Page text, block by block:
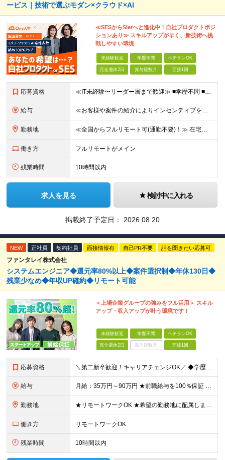
ービス｜技術で選ぶモダン×クラウド×AI
≪SESからSIerへと進化中！自社プロダクトポジ
ションあり≫ スキルアップが早く、新技術へ挑
戦しやすい環境
未経験歓迎 学歴不問 ベテランOK
完全週休2日 賞与複数月 面接1回
応募資格 ≪IT未経験〜リーダー層まで歓迎≫ ■学歴不問 ■国籍不問 ★テスト／運用保守のみのご経験の方も歓迎です！ ≪歓迎要件≫ ・開発またはインフラいずれかの実務経験 ・AWSなどクラウド技術への興味・学
給与 ≪お客様や案件の紹介によりインセンティブを支給！≫ 月給25万円～71.4万円＋賞与年2回(2ヶ月)＋各種手当 ◎経験やスキルを考慮の上、優遇します ◎上記月給は固定残業代月45時間分(月額5万6
勤務地 ≪全国からフルリモート可(通勤不要)！≫ 在宅勤務、または首都圏を中心とするお客様先 ★転勤はありません ■本社 東京都品川区南大井6-26-2 大森ベルポートB館8F
働き方 フルリモートがメイン
残業時間 10時間以内
求人を見る 検討中に入れる
掲載終了予定日： 2026.08.20
NEW 正社員 契約社員 面接情報有 自己PR不要 話を聞きたい応募可
ファンタレイ株式会社
システムエンジニア◆還元率80%以上◆案件選択制◆年休130日◆
残業少なめ◆年収UP確約◆リモート可能
＜上場企業グループの強みをフル活用＞ スキル
アップ・収入アップが叶う環境です！
未経験歓迎 学歴不問 ベテランOK
完全週休2日 賞与複数月 面接1回
応募資格 ＼第二新卒歓迎！キャリアチェンジOK／ ◆学歴不問 ◆何らかの開発経験がある方（年数・フェーズ不問） ★人柄重視の採用 ＼こんな方にピッタリです！／ ◇スタートアップ企業で新しいキャリアを歩みたい方
給与 月給：35万円～90万円 ★前職給与を100％保証 ★経験・能力を考慮の上、決定 ★案件内容の開示・明確な評価制度 ★案件単価が上がったら即昇給反映！ ※上記には固定残業代（6万6500円～21万
勤務地 ★リモートワークOK ★希望の勤務地に配属します ★転居を伴う転勤はありません お客様先での勤務となります。 【本社】東京都新宿区西新宿1-20-3 【大阪】大阪府大阪市中央区安土町2-3-13
働き方 リモートワークOK
残業時間 10時間以内